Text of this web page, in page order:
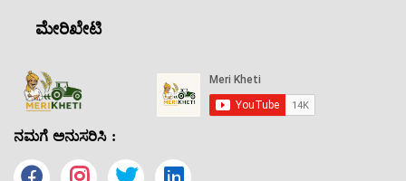
ಮೇರಿಖೇಟಿ
ನಮಗೆ ಅನುಸರಿಸಿ :